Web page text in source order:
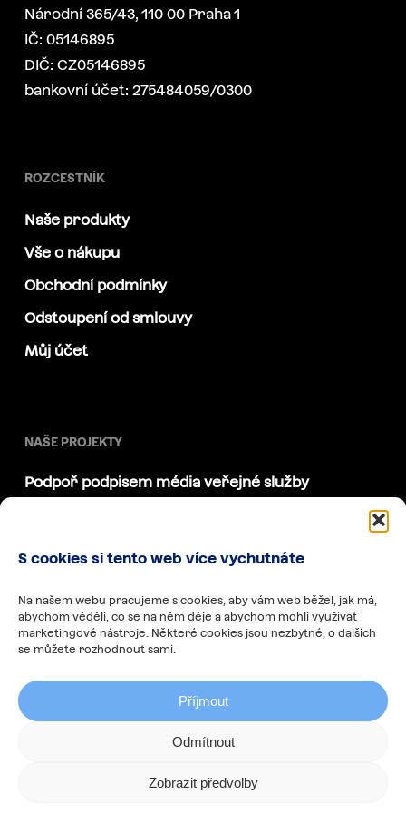
S cookies si tento web více vychutnáte
Na našem webu pracujeme s cookies, aby vám web běžel, jak má,
abychom věděli, co se na něm děje a abychom mohli využívat
marketingové nástroje. Některé cookies jsou nezbytné, o dalších
se můžete rozhodnout sami.
Příjmout
Odmítnout
Zobrazit předvolby
Národní 365/43, 110 00 Praha 1
IČ: 05146895
DIČ: CZ05146895
bankovní účet: 275484059/0300
ROZCESTNÍK
Naše produkty
Vše o nákupu
Obchodní podmínky
Odstoupení od smlouvy
Můj účet
NAŠE PROJEKTY
Podpoř podpisem média veřejné služby
Korzo Národní
Samet na školách
Ceny Jana Opletala
Týden svobody
Zpracování osobních údajů